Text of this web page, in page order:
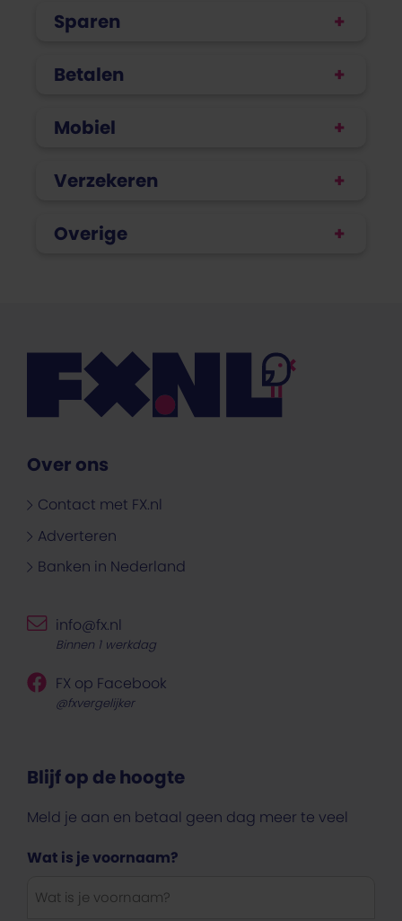
Sparen
Betalen
Mobiel
Verzekeren
Overige
Over ons
Contact met FX.nl
Adverteren
Banken in Nederland
Blijf op de hoogte
Meld je aan en betaal geen dag meer te veel
Wat is je voornaam?
info@fx.nl
Binnen 1 werkdag
FX op Facebook
@fxvergelijker